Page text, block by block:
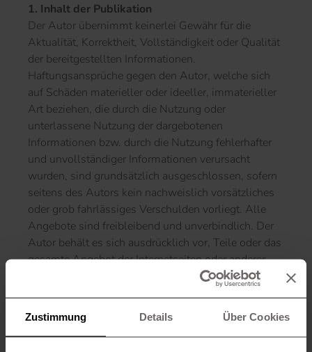
Zustimmung Details Über Cookies
1. Inhalt der Publikation
Der Autor übernimmt keinerlei Gewähr für die
Aktualität, Korrektheit, Vollständigkeit oder Qualität
der bereitgestellten Informationen.
Haftungsansprüche gegen den Autor, welche sich
auf Schäden materieller oder ideeller, immaterieller
Art beziehen, die durch die Nutzung oder
unterlassene Nutzung der dargebotenen
Informationen bzw. durch die Nutzung fehlerhafter
und unvollständiger Informationen verursacht
wurden, sind grundsätzlich ausgeschlossen, sofern
seitens des Autors kein nachweislich vorsätzliches
oder grob fahrlässiges Verschulden vorliegt. Alle
Angebote sind freibleibend und unverbindlich. Der
Autor behält es sich ausdrücklich vor, Teile oder das
gesamte Angebot der Internetseiten oder anderer
Publikationen ohne gesonderte Ankündigung zu
Veröffentlichung zeitweise oder endgültig
einzustellen.